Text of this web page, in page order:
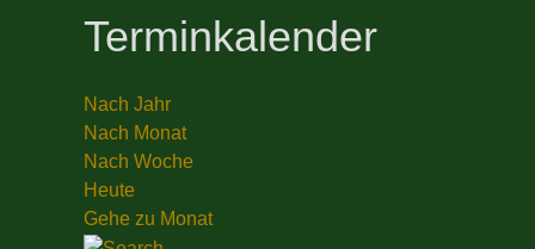
Terminkalender
Nach Jahr
Nach Monat
Nach Woche
Heute
Gehe zu Monat